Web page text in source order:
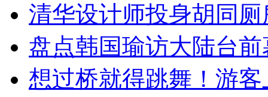
清华设计师投身胡同
盘点韩国瑜访大陆台
想过桥就得跳舞！游客